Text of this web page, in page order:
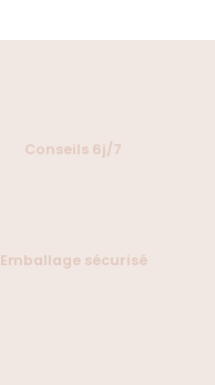
Conseils 6j/7
Emballage sécurisé